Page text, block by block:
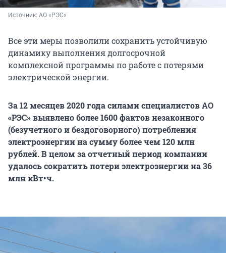
Источник: АО «РЭС»
Все эти меры позволили сохранить устойчивую
динамику выполнения долгосрочной
комплексной программы по работе с потерями
электрической энергии.
За 12 месяцев 2020 года силами специалистов АО
«РЭС» выявлено более 1600 фактов незаконного
(безучетного и бездоговорного) потребления
электроэнергии на сумму более чем 120 млн
рублей. В целом за отчетный период компании
удалось сократить потери электроэнергии на 36
млн кВт•ч.